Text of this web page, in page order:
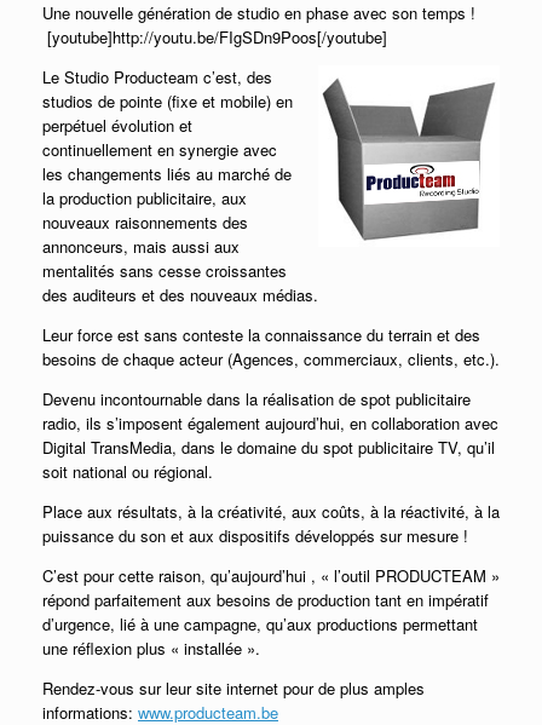
Une nouvelle génération de studio en phase avec son temps !
[youtube]http://youtu.be/FIgSDn9Poos[/youtube]
Le Studio Producteam c’est, des
studios de pointe (fixe et mobile) en
perpétuel évolution et
continuellement en synergie avec
les changements liés au marché de
la production publicitaire, aux
nouveaux raisonnements des
annonceurs, mais aussi aux
mentalités sans cesse croissantes
des auditeurs et des nouveaux médias.
Leur force est sans conteste la connaissance du terrain et des
besoins de chaque acteur (Agences, commerciaux, clients, etc.).
Devenu incontournable dans la réalisation de spot publicitaire
radio, ils s’imposent également aujourd’hui, en collaboration avec
Digital TransMedia, dans le domaine du spot publicitaire TV, qu’il
soit national ou régional.
Place aux résultats, à la créativité, aux coûts, à la réactivité, à la
puissance du son et aux dispositifs développés sur mesure !
C’est pour cette raison, qu’aujourd’hui , « l’outil PRODUCTEAM »
répond parfaitement aux besoins de production tant en impératif
d’urgence, lié à une campagne, qu’aux productions permettant
une réflexion plus « installée ».
Rendez-vous sur leur site internet pour de plus amples
informations: www.producteam.be